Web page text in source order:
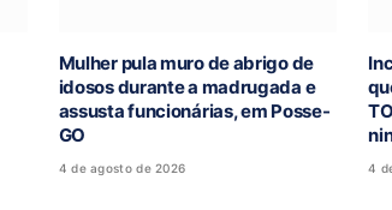
Mulher pula muro de abrigo de
idosos durante a madrugada e
assusta funcionárias, em Posse-
GO
4 de agosto de 2026 4